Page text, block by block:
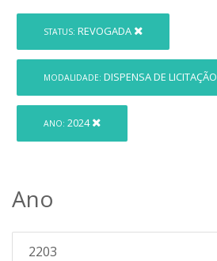
STATUS: REVOGADA
MODALIDADE: DISPENSA DE LICITAÇÃO
ANO: 2024
Ano
2203